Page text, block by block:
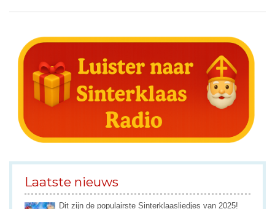
Laatste nieuws
Dit zijn de populairste Sinterklaasliedjes van 2025!